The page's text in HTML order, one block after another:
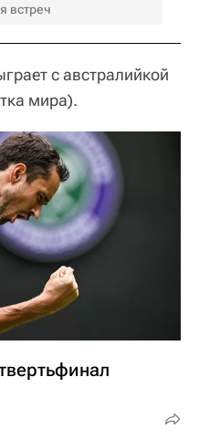
встреч
с австралийкой
мира).